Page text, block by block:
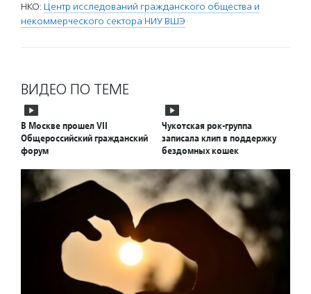
НКО: Центр исследований гражданского общества и
некоммерческого сектора НИУ ВШЭ
ВИДЕО ПО ТЕМЕ
В Москве прошел VII
Общероссийский гражданский
форум
Чукотская рок-группа
записала клип в поддержку
бездомных кошек